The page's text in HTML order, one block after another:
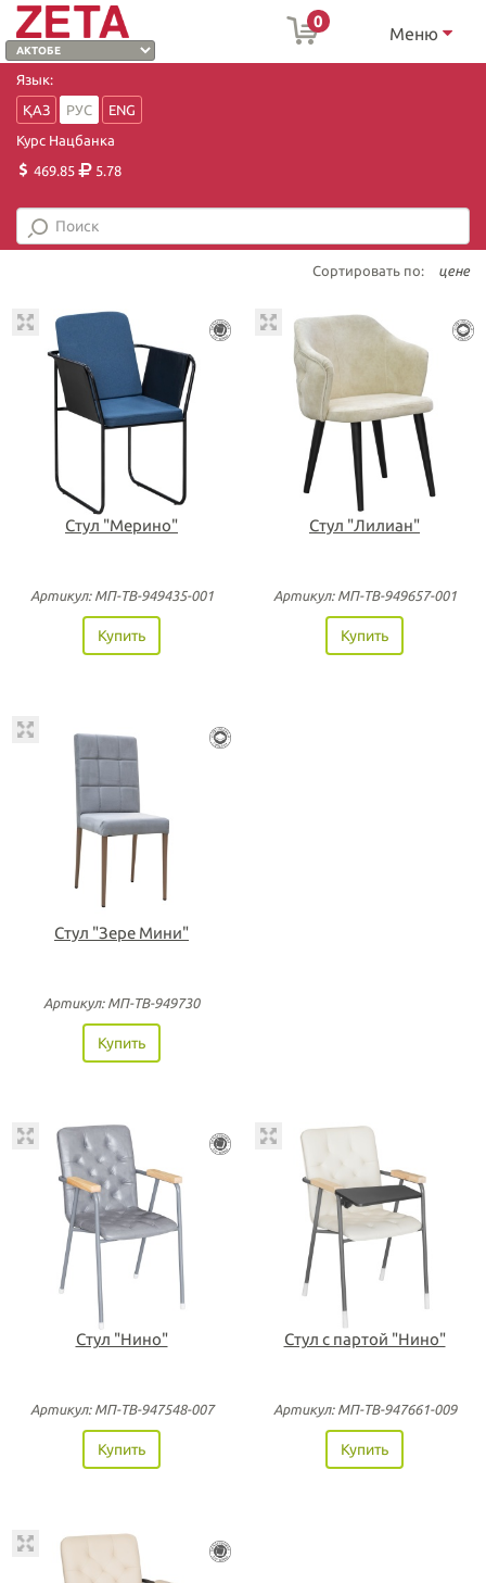
0
Меню
Язык:
ҚАЗ
РУС
ENG
Курс Нацбанка
469.85
5.78
Сортировать по: цене
Стул "Мерино"
Артикул: МП-ТВ-949435-001
Купить
Стул "Лилиан"
Артикул: MП-TB-949657-001
Купить
Стул "Зере Мини"
Артикул: МП-ТВ-949730
Купить
Стул "Нино"
Артикул: МП-ТВ-947548-007
Купить
Стул с партой "Нино"
Артикул: МП-ТВ-947661-009
Купить